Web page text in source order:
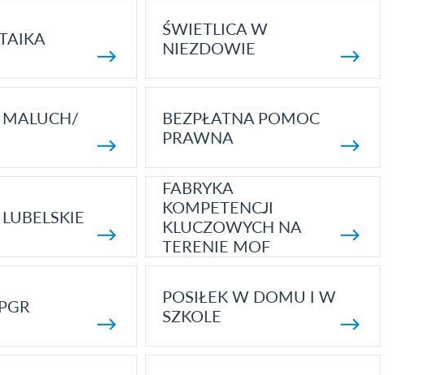
ŚWIETLICA W
NIEZDOWIE
BEZPŁATNA POMOC
PRAWNA
FABRYKA
KOMPETENCJI
KLUCZOWYCH NA
TERENIE MOF
POSIŁEK W DOMU I W
SZKOLE